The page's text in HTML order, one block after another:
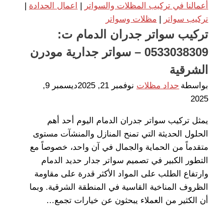
برجولات
خشبية
للبلكونات
الخبر –
اشكال
برجولات
حدائق
الشرقية
أعمالنا في تركيب المظلات والسواتر | اعمال الحدادة |
تركيب سواتر | مظلات وسواتر
تركيب سواتر جدران الدمام ت:
0533038309 – سواتر جدارية مودرن
الشرقية
بواسطة حداد مظلات نوفمبر 21, 2025
ديسمبر 9,
2025
يمثل تركيب سواتر جدران الدمام اليوم أحد أهم
الحلول الحديثة التي تمنح المنازل والمنشآت مستوى
متقدماً من الحماية والجمال في آن واحد، خصوصاً مع
التطور الكبير في تصميم سواتر جدار حديد الدمام
وارتفاع الطلب على المواد الأكثر قدرة على مقاومة
الظروف المناخية القاسية في المنطقة الشرقية. وبما
أن الكثير من العملاء يبحثون عن خيارات تجمع…